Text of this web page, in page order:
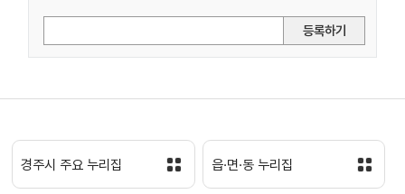
등록하기
경주시 주요 누리집 읍·면·동 누리집